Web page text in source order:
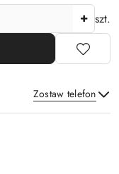
szt.
Zostaw telefon